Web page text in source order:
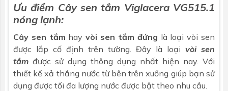
Ưu điểm Cây sen tắm Viglacera VG515.1
nóng lạnh:
Cây sen tắm hayvòi sen tắm đứng là loại vòi sen
được lắp cố định trên tường. Đây là loại vòi sen
tắm được sử dụng thông dụng nhất hiện nay. Với
thiết kế xả thẳng nước từ bên trên xuống giúp bạn sử
dụng được tối đa lượng nước được bật theo nhu cầu.